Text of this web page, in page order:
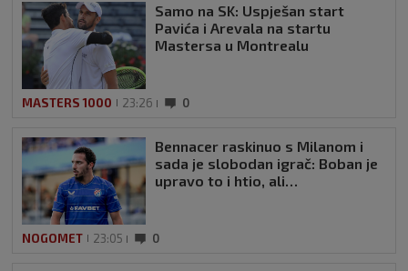
Samo na SK: Uspješan start
Pavića i Arevala na startu
Mastersa u Montrealu
MASTERS 1000 23:26 0
Bennacer raskinuo s Milanom i
sada je slobodan igrač: Boban je
upravo to i htio, ali…
NOGOMET 23:05 0